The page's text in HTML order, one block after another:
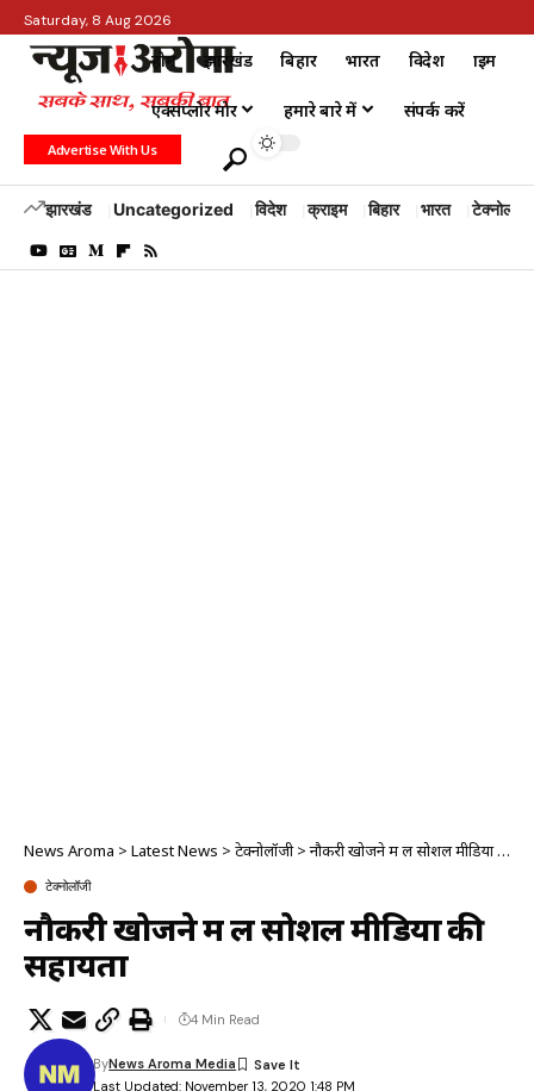
Saturday, 8 Aug 2026
होम झारखंड बिहार भारत विदेश क्राइम
एक्सप्लोर मोर हमारे बारे में संपर्क करें
Advertise With Us
झारखंड Uncategorized विदेश क्राइम बिहार भारत टेक्नोलॉजी
News Aroma > Latest News > टेक्नोलॉजी>नौकरी खोजने में लें सोशल मीडिया की सहायता
टेक्नोलॉजी
नौकरी खोजने में लें सोशल मीडिया की
सहायता
Last Updated: November 13, 2020 1:48 PM
ByNews Aroma Media
4 Min Read